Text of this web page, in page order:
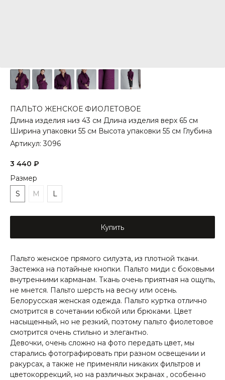
ПАЛЬТО ЖЕНСКОЕ ФИОЛЕТОВОЕ
Длина изделия низ 43 см Длина изделия верх 65 см
Ширина упаковки 55 см Высота упаковки 55 см Глубина
Артикул:3096
3 440 ₽
Размер
S
M L
Купить
Пальто женское прямого силуэта, из плотной ткани.
Застежка на потайные кнопки. Пальто миди с боковыми
внутренними карманам. Ткань очень приятная на ощупь,
не мнется. Пальто шерсть на весну или осень.
Белорусская женская одежда. Пальто куртка отлично
смотрится в сочетании юбкой или брюками. Цвет
насыщенный, но не резкий, поэтому пальто фиолетовое
смотрится очень стильно и элегантно.
Девочки, очень сложно на фото передать цвет, мы
старались фотографировать при разном освещении и
ракурсах, а также не применяли никаких фильтров и
цветокоррекций, но на различных экранах , особенно